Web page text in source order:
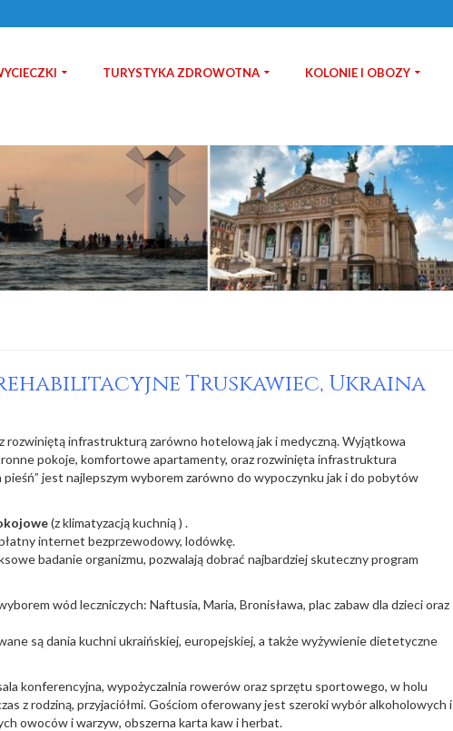
TURYSTYKA ZDROWOTNA KOLONIE I OBOZY
Truskawiec, Ukraina
infrastrukturą zarówno hotelową jak i medyczną. Wyjątkowa
pokoje, komfortowe apartamenty, oraz rozwinięta infrastruktura
jest najlepszym wyborem zarówno do wypoczynku jak i do pobytów
(z klimatyzacją kuchnią ) .
internet bezprzewodowy, lodówkę.
badanie organizmu, pozwalają dobrać najbardziej skuteczny program
wód leczniczych: Naftusia, Maria, Bronisława, plac zabaw dla dzieci oraz
są dania kuchni ukraińskiej, europejskiej, a także wyżywienie dietetyczne
konferencyjna, wypożyczalnia rowerów oraz sprzętu sportowego, w holu
z rodziną, przyjaciółmi. Gościom oferowany jest szeroki wybór alkoholowych i
owoców i warzyw, obszerna karta kaw i herbat.